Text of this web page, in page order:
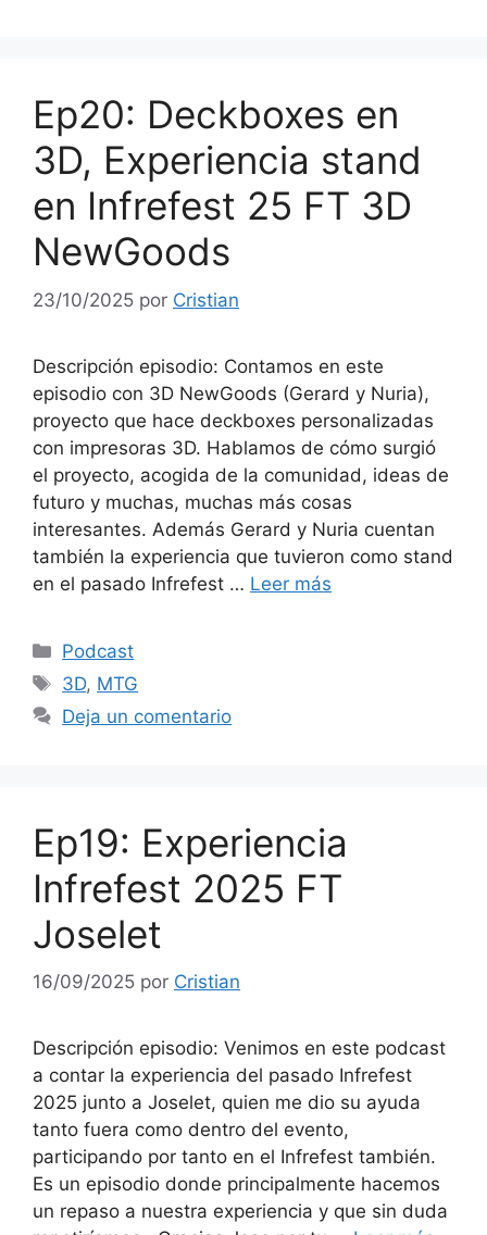
Ep20: Deckboxes en
3D, Experiencia stand
en Infrefest 25 FT 3D
NewGoods
23/10/2025 por Cristian
Descripción episodio: Contamos en este
episodio con 3D NewGoods (Gerard y Nuria),
proyecto que hace deckboxes personalizadas
con impresoras 3D. Hablamos de cómo surgió
el proyecto, acogida de la comunidad, ideas de
futuro y muchas, muchas más cosas
interesantes. Además Gerard y Nuria cuentan
también la experiencia que tuvieron como stand
en el pasado Infrefest … Leer más
Categorías
Podcast
Etiquetas
3D, MTG
Deja un comentario
Ep19: Experiencia
Infrefest 2025 FT
Joselet
16/09/2025 por Cristian
Descripción episodio: Venimos en este podcast
a contar la experiencia del pasado Infrefest
2025 junto a Joselet, quien me dio su ayuda
tanto fuera como dentro del evento,
participando por tanto en el Infrefest también.
Es un episodio donde principalmente hacemos
un repaso a nuestra experiencia y que sin duda